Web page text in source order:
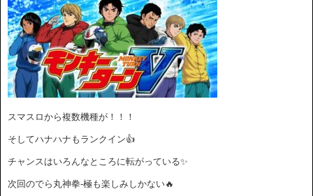
スマスロから複数機種が！！！
そしてハナハナもランクイン👍
チャンスはいろんなところに転がっている✨
次回のでら丸神拳-極も楽しみしかない🔥